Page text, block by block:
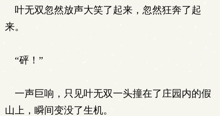
叶无双忽然放声大笑了起来，忽然狂奔了起
来。
“砰！”
一声巨响，只见叶无双一头撞在了庄园内的假
山上，瞬间变没了生机。